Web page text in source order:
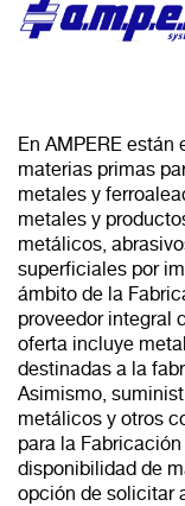
En AMPERE
materias primas
metales y
metales y
metálicos,
superficiales por
ámbito de la
proveedor integral
oferta incluye
destinadas a la
Asimismo,
metálicos y otros
para la
disponibilidad de
opción de solicitar